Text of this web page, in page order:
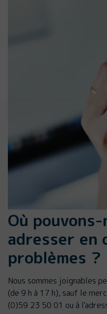
Où
adresser en
problèmes ?
Nous sommes joignables
(de 9 h à 17 h), sauf le
(0)59 23 50 01 ou à